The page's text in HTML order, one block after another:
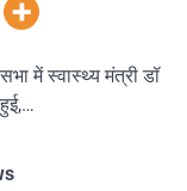
में स्वास्थ्य मंत्री डॉ